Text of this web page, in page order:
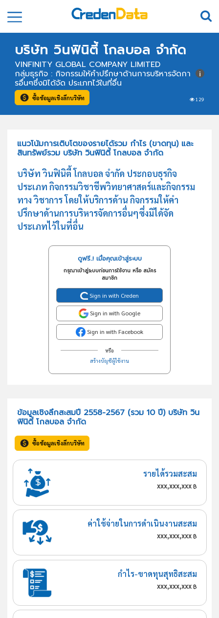
บริษัท วินฟินิตี้ โกลบอล จำกัด
VINFINITY GLOBAL COMPANY LIMITED
129
กลุ่มธุรกิจ : กิจกรรมให้คำปรึกษาด้านการบริหารจัดกา
รอื่นๆซึ่งมิได้จัด ประเภทไว้ในที่อื่น
ซื้อข้อมูลเชิงลึกบริษัท
แนวโน้มการเติบโตของรายได้รวม กำไร (ขาดทุน) และ
สินทรัพย์รวม บริษัท วินฟินิตี้ โกลบอล จำกัด
บริษัท วินฟินิตี้ โกลบอล จำกัด ประกอบธุรกิจ
ประเภท กิจกรรมวิชาชีพวิทยาศาสตร์และกิจกรรม
ทาง วิชาการ โดยให้บริการด้าน กิจกรรมให้คำ
ปรึกษาด้านการบริหารจัดการอื่นๆซึ่งมิได้จัด
ประเภทไว้ในที่อื่น
ดูฟรี..! เมื่อคุณเข้าสู่ระบบ
กรุณาเข้าสู่ระบบก่อนการใช้งาน หรือ สมัคร
สมาชิก
Sign in with Creden
Sign in with Google
Sign in with Facebook
หรือ
สร้างบัญชีผู้ใช้งาน
ข้อมูลเชิงลึกสะสมปี 2558-2567 (รวม 10 ปี) บริษัท วิน
ฟินิตี้ โกลบอล จำกัด
ซื้อข้อมูลเชิงลึกบริษัท
รายได้รวมสะสม
xxx,xxx,xxx฿
ค่าใช้จ่ายในการดำเนินงานสะสม
xxx,xxx,xxx฿
กำไร-ขาดทุนสุทธิสะสม
xxx,xxx,xxx฿